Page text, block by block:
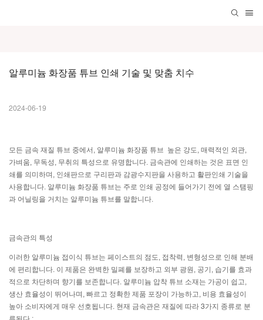
알루미늄 화장품 튜브 인쇄 기술 및 맞춤 치수
2024-06-19
모든 금속 재질 튜브 중에서, 알루미늄 화장품 튜브 높은 강도, 매력적인 외관,
가벼움, 무독성, 무취의 특성으로 유명합니다. 금속관에 인쇄하는 것은 표면 인
쇄를 의미하며, 인쇄판으로 구리판과 감광수지판을 사용하고 활판인쇄 기술을
사용합니다. 알루미늄 화장품 튜브는 주로 인쇄 공정에 들어가기 전에 열 스탬핑
과 어닐링을 거치는 알루미늄 튜브를 말합니다.
금속관의 특성
이러한 알루미늄 접이식 튜브는 페이스트의 점도, 접착력, 변형성으로 인해 분배
에 편리합니다. 이 제품은 완벽한 밀폐를 보장하고 외부 광원, 공기, 습기를 효과
적으로 차단하며 향기를 보존합니다. 알루미늄 압착 튜브 소재는 가공이 쉽고,
생산 효율성이 뛰어나며, 빠르고 정확한 제품 포장이 가능하고, 비용 효율성이
높아 소비자에게 매우 선호됩니다. 현재 금속관은 재질에 따라 3가지 종류로 분